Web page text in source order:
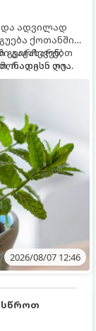
და ადვილად
ქოთანში
გვირჩევენ,
რადგან ღია
ძალიან
გაგახარებთ
თუ
2026/08/07 12:46